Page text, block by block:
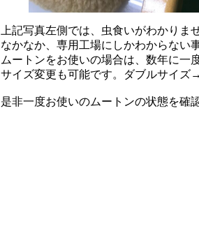
上記写真左側では、虫食いがわかりま
なかなか、専用工場にしかわからない
ムートンをお使いの場合は、数年に一
サイズ変更も可能です。ダブルサイズ
是非一度お使いのムートンの状態を確